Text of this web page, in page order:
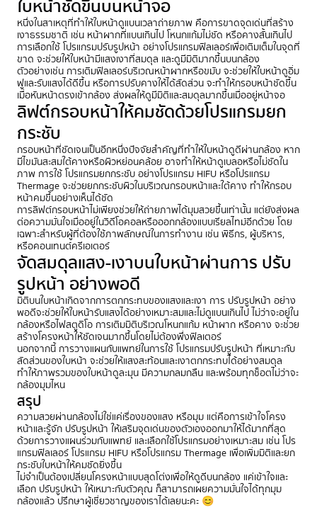
ใบหน้าชัดขึ้นบนหน้าจอ
หนึ่งในสาเหตุที่ทำให้ใบหน้าดูแบนเวลาถ่ายภาพ คือการขาดจุดเด่นที่สร้าง
เงาธรรมชาติ เช่น หน้าผากที่แบนเกินไป โหนกแก้มไม่ชัด หรือคางสั้นเกินไป
การเลือกใช้ โปรแกรมปรับรูปหน้า อย่างโปรแกรมฟิลเลอร์เพื่อเติมเต็มในจุดที่
ขาด จะช่วยให้ใบหน้ามีแสงเงาที่สมดุล และดูมีมิติมากขึ้นบนกล้อง
ตัวอย่างเช่น การเติมฟิลเลอร์บริเวณหน้าผากหรือขมับ จะช่วยให้ใบหน้าดูอิ่ม
ฟูและรับแสงได้ดีขึ้น หรือการปรับคางให้ได้สัดส่วน จะทำให้กรอบหน้าชัดขึ้น
เมื่อหันหน้าตรงเข้ากล้อง ส่งผลให้ดูมีมิติและสมดุลมากขึ้นเมื่ออยู่หน้าจอ
ลิฟต์กรอบหน้าให้คมชัดด้วยโปรแกรมยก
กระชับ
กรอบหน้าที่ชัดเจนเป็นอีกหนึ่งปัจจัยสำคัญที่ทำให้ใบหน้าดูดีผ่านกล้อง หาก
มีไขมันสะสมใต้คางหรือผิวหย่อนคล้อย อาจทำให้หน้าดูเบลอหรือไม่ชัดใน
ภาพ การใช้ โปรแกรมยกกระชับ อย่างโปรแกรม HIFU หรือโปรแกรม
Thermage จะช่วยยกกระชับผิวในบริเวณกรอบหน้าและใต้คาง ทำให้กรอบ
หน้าคมขึ้นอย่างเห็นได้ชัด
การลิฟต์กรอบหน้าไม่เพียงช่วยให้ถ่ายภาพได้มุมสวยขึ้นเท่านั้น แต่ยังส่งผล
ต่อความมั่นใจเมื่ออยู่ในวิดีโอคอลหรือออกกล้องแบบเรียลไทม์อีกด้วย โดย
เฉพาะสำหรับผู้ที่ต้องใช้ภาพลักษณ์ในการทำงาน เช่น พิธีกร, ผู้บริหาร,
หรือคอนเทนต์ครีเอเตอร์
จัดสมดุลแสง-เงาบนใบหน้าผ่านการ ปรับ
รูปหน้า อย่างพอดี
มิติบนใบหน้าเกิดจากการตกกระทบของแสงและเงา การ ปรับรูปหน้า อย่าง
พอดีจะช่วยให้ใบหน้ารับแสงได้อย่างเหมาะสมและไม่ดูแบนเกินไป ไม่ว่าจะอยู่ใน
กล้องหรือไฟสตูดิโอ การเติมมิติบริเวณโหนกแก้ม หน้าผาก หรือคาง จะช่วย
สร้างโครงหน้าให้ชัดเจนมากขึ้นโดยไม่ต้องพึ่งฟิลเตอร์
นอกจากนี้ การวางแผนกับแพทย์ในการใช้ โปรแกรมปรับรูปหน้า ที่เหมาะกับ
สัดส่วนของใบหน้า จะช่วยให้แสงสะท้อนและเงาตกกระทบได้อย่างสมดุล
ทำให้ภาพรวมของใบหน้าดูละมุน มีความกลมกลืน และพร้อมทุกช็อตไม่ว่าจะ
กล้องมุมไหน
สรุป
ความสวยผ่านกล้องไม่ใช่แค่เรื่องของแสง หรือมุม แต่คือการเข้าใจโครง
หน้าและรู้จัก ปรับรูปหน้า ให้เสริมจุดเด่นของตัวเองออกมาให้ได้มากที่สุด
ด้วยการวางแผนร่วมกับแพทย์ และเลือกใช้โปรแกรมอย่างเหมาะสม เช่น โปร
แกรมฟิลเลอร์ โปรแกรม HIFU หรือโปรแกรม Thermage เพื่อเพิ่มมิติและยก
กระชับใบหน้าให้คมชัดยิ่งขึ้น
ไม่จำเป็นต้องเปลี่ยนโครงหน้าแบบสุดโต่งเพื่อให้ดูดีบนกล้อง แค่เข้าใจและ
เลือก ปรับรูปหน้า ให้เหมาะกับตัวคุณ ก็สามารถเผยความมั่นใจได้ทุกมุม
กล้องแล้ว ปรึกษาผู้เชี่ยวชาญของเราได้เลยนะคะ 😊